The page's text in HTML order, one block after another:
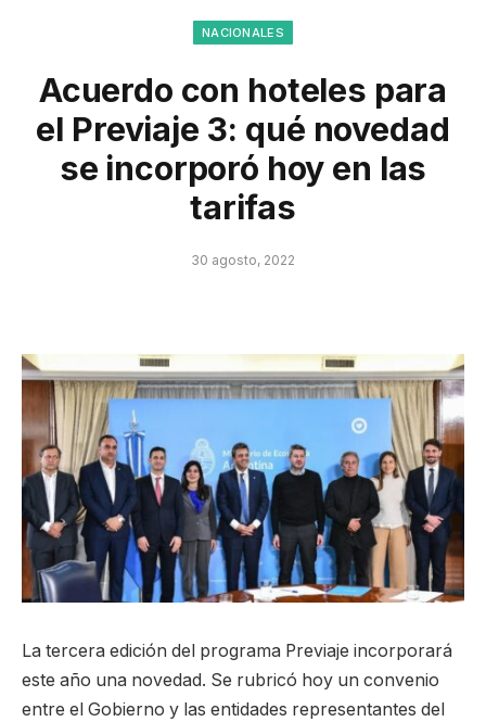
NACIONALES
Acuerdo con hoteles para
el Previaje 3: qué novedad
se incorporó hoy en las
tarifas
30 agosto, 2022
La tercera edición del programa Previaje incorporará
este año una novedad. Se rubricó hoy un convenio
entre el Gobierno y las entidades representantes del